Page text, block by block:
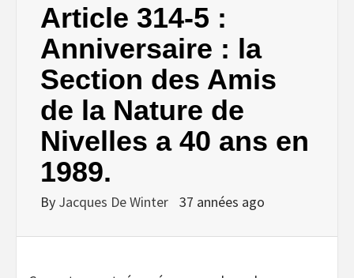
Article 314-5 :
Anniversaire : la
Section des Amis
de la Nature de
Nivelles a 40 ans en
1989.
By Jacques De Winter 37 années ago